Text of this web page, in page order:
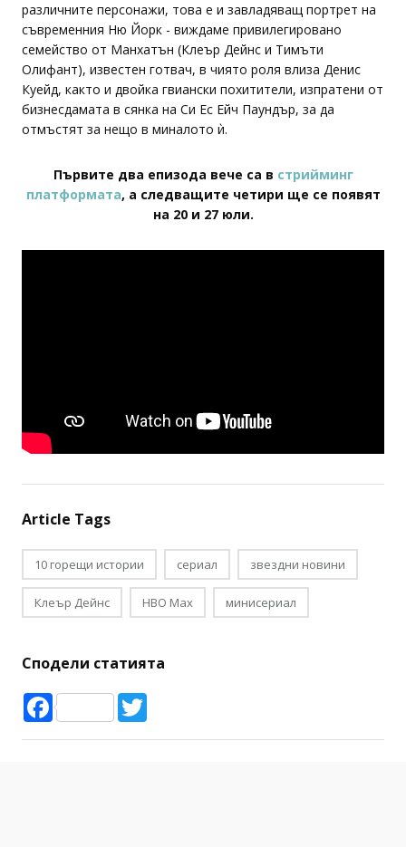
различните персонажи, това е и завладяващ портрет на
съвременния Ню Йорк - виждаме привилегировано
семейство от Манхатън (Клеър Дейнс и Тимъти
Олифант), известен готвач, в чиято роля влиза Денис
Куейд, както и двойка гвиански похитители, изпратени от
бизнесдамата в сянка на Си Ес Ейч Паундър, за да
отмъстят за нещо в миналото ѝ.
Първите два епизода вече са в стрийминг
платформата, а следващите четири ще се появят
на 20 и 27 юли.
Article Tags
10 горещи истории сериал звездни новини
Клеър Дейнс HBO Max минисериал
Сподели статията
Facebook